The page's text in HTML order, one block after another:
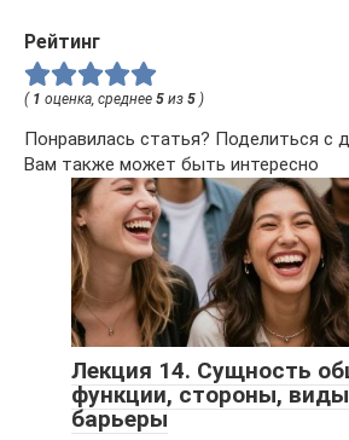
Рейтинг
( 1 оценка, среднее 5 из 5 )
Понравилась статья? Поделиться с
Вам также может быть интересно
Лекция 14. Сущность
функции, стороны,
барьеры